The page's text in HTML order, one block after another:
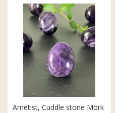
Ametist, Cuddle stone Mörk